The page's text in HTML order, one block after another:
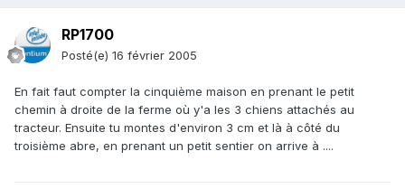
RP1700
Posté(e) 16 février 2005
En fait faut compter la cinquième maison en prenant le petit
chemin à droite de la ferme où y'a les 3 chiens attachés au
tracteur. Ensuite tu montes d'environ 3 cm et là à côté du
troisième abre, en prenant un petit sentier on arrive à ....